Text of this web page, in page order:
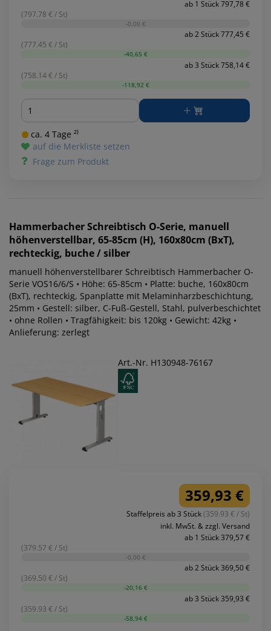
ab 1 Stück 797,78 €
(797.78 € / St)
-0,00 €
ab 2 Stück 777,45 €
(777.45 € / St)
-40,65 €
ab 3 Stück 758,14 €
(758.14 € / St)
-118,92 €
Menge
ca. 4 Tage ²⁾
auf die Merkliste setzen
Frage zum Produkt
HammerbacherSchreibtisch O-Serie, manuell
höhenverstellbar, 65-85cm (H), 160x80cm (BxT),
rechteckig, buche / silber
manuell höhenverstellbarer Schreibtisch Hammerbacher O-
Serie VOS16/6/S • Höhe: 65-85cm • Platte: buche, 160x80cm
(BxT), rechteckig, Spanplatte mit Melaminharzbeschichtung,
25mm • Gestell: silber, C-Fuß-Gestell, Stahl, pulverbeschichtet
• ohne Rollen • Tragfähigkeit: bis 120kg • Gewicht: 42kg •
Anlieferung: zerlegt
Art.-Nr. H130948-76167
359,93 €
Staffelpreis ab 3 Stück(359.93 € / St)
inkl. MwSt. & zzgl. Versand
ab 1 Stück 379,57 €
(379.57 € / St)
-0,00 €
ab 2 Stück 369,50 €
(369.50 € / St)
-20,16 €
ab 3 Stück 359,93 €
(359.93 € / St)
-58,94 €